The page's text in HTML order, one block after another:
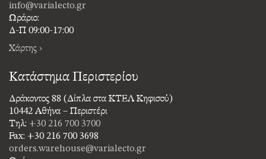
info@varialecto.gr
Ωράριο:
Δ-Π 09:00-17:00
Χάρτης ›
Κατάστημα Περιστερίου
Δράκοντος 88 (Δίπλα στα ΚΤΕΛ Κηφισού)
10442 Αθήνα – Περιστέρι
Τηλ: +30 216 700 3700
Fax: +30 216 700 3698
orders.warehouse@varialecto.gr